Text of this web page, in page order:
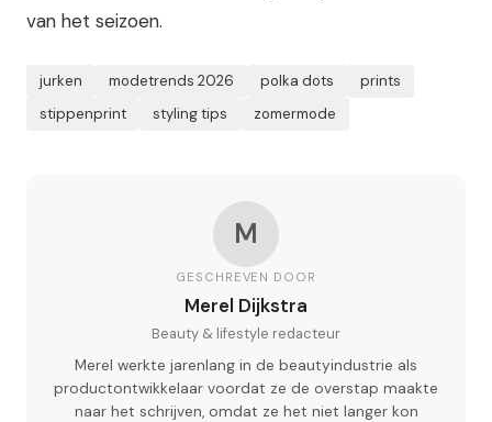
van het seizoen.
jurken modetrends 2026 polka dots
prints
stippenprint
styling tips zomermode
M
GESCHREVEN DOOR
Merel Dijkstra
Beauty & lifestyle redacteur
Merel werkte jarenlang in de beautyindustrie als
productontwikkelaar voordat ze de overstap maakte
naar het schrijven, omdat ze het niet langer kon